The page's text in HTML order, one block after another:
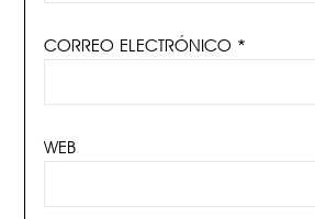
CORREO ELECTRÓNICO *
WEB